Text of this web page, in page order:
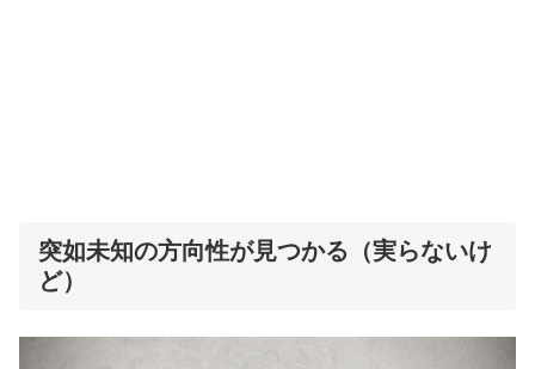
突如未知の方向性が見つかる（実らないけ
ど）